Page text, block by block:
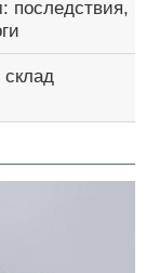
последствия,